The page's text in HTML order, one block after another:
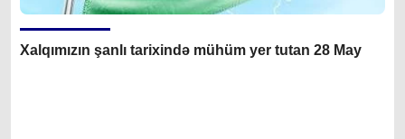
Xalqımızın şanlı tarixində mühüm yer tutan 28 May